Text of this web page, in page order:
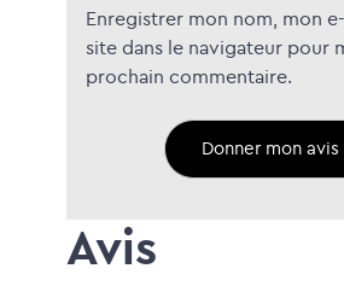
Enregistrer mon nom, mon
site dans le navigateur pour
prochain commentaire.
Avis